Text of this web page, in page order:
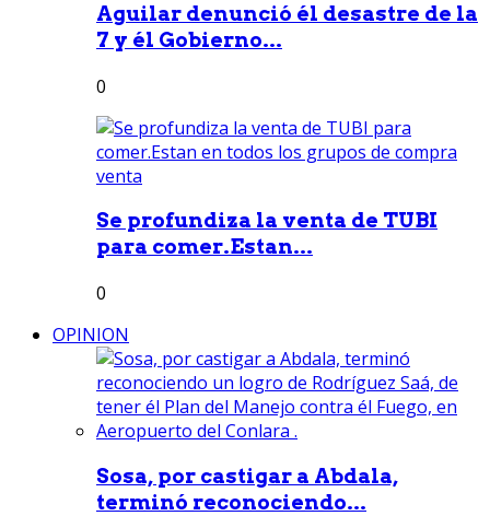
Aguilar denunció él desastre de la
7 y él Gobierno...
0
Se profundiza la venta de TUBI
para comer.Estan...
0
OPINION
Sosa, por castigar a Abdala,
terminó reconociendo...